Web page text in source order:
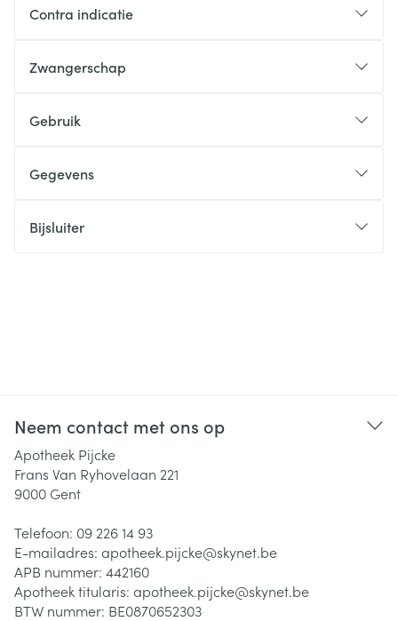
Contra indicatie
Zwangerschap
Gebruik
Gegevens
Bijsluiter
Neem contact met ons op
Apotheek Pijcke
Frans Van Ryhovelaan 221
9000 Gent
Telefoon: 09 226 14 93
E-mailadres: apotheek.pijcke@skynet.be
APB nummer: 442160
Apotheek titularis: apotheek.pijcke@skynet.be
BTW nummer: BE0870652303